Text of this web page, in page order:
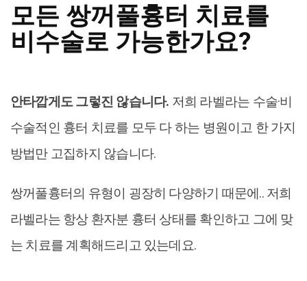
모든 쌍꺼풀흉터 치료를
비수술로 가능한가요?
안타깝게도 그렇진 않습니다. 저희 라벨라는 수술·비
수술적인 흉터 치료를 모두 다 하는 병원이고 한 가지
방법만 고집하지 않습니다.
쌍꺼풀흉터의 유형이 굉장히 다양하기 때문에.. 저희
라벨라는 항상 환자분 흉터 상태를 확인하고 그에 맞
는 치료를 계획해드리고 있는데요.